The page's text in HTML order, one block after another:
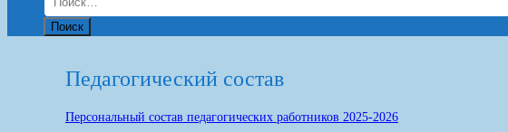
Педагогический состав
Персональный состав педагогических работников 2025-2026